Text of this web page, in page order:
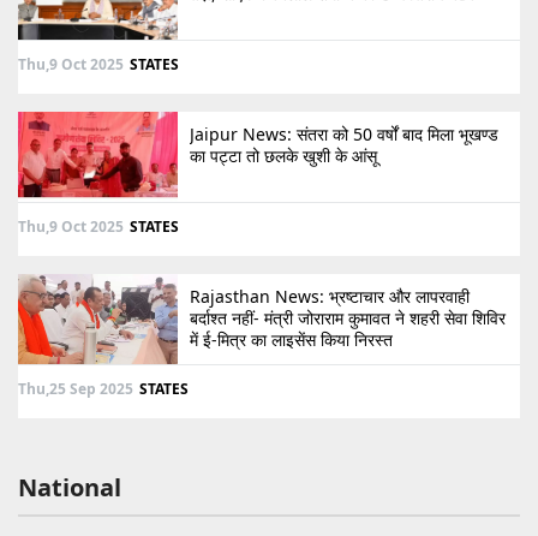
Thu,9 Oct 2025 STATES
Jaipur News: संतरा को 50 वर्षों बाद मिला भूखण्ड
का पट्टा तो छलके खुशी के आंसू
Thu,9 Oct 2025 STATES
Rajasthan News: भ्रष्टाचार और लापरवाही
बर्दाश्त नहीं- मंत्री जोराराम कुमावत ने शहरी सेवा शिविर
में ई-मित्र का लाइसेंस किया निरस्त
Thu,25 Sep 2025 STATES
National